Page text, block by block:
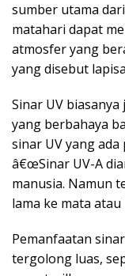
sumber utama
matahari dapat
atmosfer yang
yang disebut
Sinar UV
yang berbahaya
sinar UV yang
â€œSinar UV-A
manusia. Namun
lama ke mata atau
Pemanfaatan
tergolong luas,